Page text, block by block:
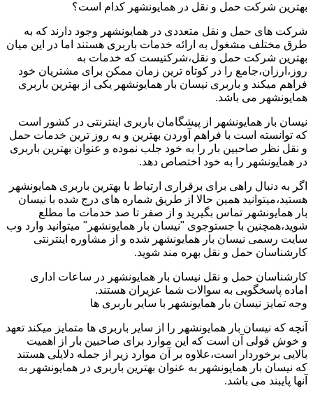
بهترین شرکت حمل و نقل در همایونشهر کدام است؟
شرکت های حمل و نقل متعددی در همایونشهر وجود دارند که به
طرق مختلف مشغول به ارائه خدمات باربری هستند اما در این میان
بهترین شرکت حمل و نقل،شرکتیست که خدمات به
روز،ارزان،جامع را در کوتاه ترین زمان ممکن برای مشتریان خود
فراهم میکند و باربری نیسان بار همایونشهر یکی از بهترین باربری
همایونشهر می باشد.
نیسان بار همایونشهر از پیشگامان باربری اینترنتی در کشور است
که توانسته است با فراهم آوردن بهترین و به روز ترین خدمات حمل
و نقل نظر صاحبین بار را به خود جلب نموده و عنوان بهترین باربری
در همایونشهر را به خود اختصاص دهد.
اگر به دنبال راهی برای برقراری ارتباط با بهترین باربری همایونشهر
هستید،میتوانید همین حالا از طریق شماره های درج شده با نیسان
بار همایونشهر تماس بگیرید و از صفر تا صد خدمات ما مطلع
شوید،همچنین با جستوجوی "نیسان بار همایونشهر" میتوانید وارد وب
سایت رسمی نیسان بار همایونشهر شده و از مشاوره اینترنتی
کارشناسان حمل و نقل بهره مند شوید.
کارشناسان حمل و نقل نیسان بار همایونشهر در ساعات اداری
اماده پاسخگویی به سوالات شما عزیران هستند.
وجه تمایز نیسان بار همایونشهر با سایر باربری ها
آنچه که نیسان بار همایونشهر را از سایر باربری ها متمایز میکند تعهد
و خوش قولی آن است که این موارد برای صاحبین بار از اهمیت
بالایی برخوردار است،علاوه بر آن موارد زیر از جمله دلایلی هستند
که نیسان بار همایونشهر به عنوان بهترین باربری در همایونشهر به
آنها پایبند می باشد.